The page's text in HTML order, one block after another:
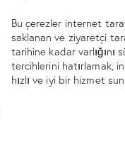
Bu çerezler internet
saklanan ve ziyaretçi
tarihine kadar varlığını
tercihlerini hatırlamak,
hızlı ve iyi bir hizmet